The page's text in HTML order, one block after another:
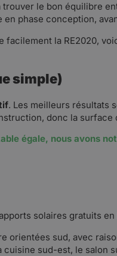
le bon équilibre
phase conception,
facilement la RE2020,
simple)
. Les meilleurs résultats
donc la
égale, nous avons
solaires gratuits
sud, avec
sud-est, le salon